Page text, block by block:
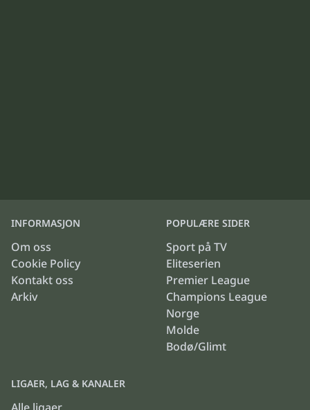
INFORMASJON
Om oss
Cookie Policy
Kontakt oss
Arkiv
POPULÆRE SIDER
Sport på TV
Eliteserien
Premier League
Champions League
Norge
Molde
Bodø/Glimt
LIGAER, LAG & KANALER